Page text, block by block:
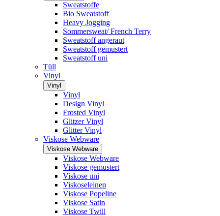
Sweatstoffe
Bio Sweatstoff
Heavy Jogging
Sommersweat/ French Terry
Sweatstoff angeraut
Sweatstoff gemustert
Sweatstoff uni
Tüll
Vinyl
Vinyl
Vinyl
Design Vinyl
Frosted Vinyl
Glitzer Vinyl
Glitter Vinyl
Viskose Webware
Viskose Webware
Viskose Webware
Viskose gemustert
Viskose uni
Viskoseleinen
Viskose Popeline
Viskose Satin
Viskose Twill